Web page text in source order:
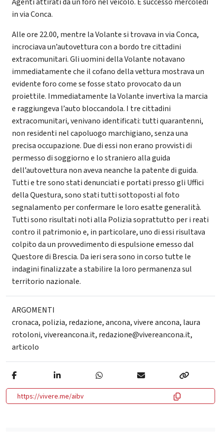
in via Conca.
Alle ore 22.00, mentre la Volante si trovava in via Conca,
incrociava un’autovettura con a bordo tre cittadini
extracomunitari. Gli uomini della Volante notavano
immediatamente che il cofano della vettura mostrava un
evidente foro come se fosse stato provocato da un
proiettile. Immediatamente la Volante invertiva la marcia
e raggiungeva l’auto bloccandola. I tre cittadini
extracomunitari, venivano identificati: tutti quarantenni,
non residenti nel capoluogo marchigiano, senza una
precisa occupazione. Due di essi non erano provvisti di
permesso di soggiorno e lo straniero alla guida
dell’autovettura non aveva neanche la patente di guida.
Tutti e tre sono stati denunciati e portati presso gli Uffici
della Questura, sono stati tutti sottoposti al foto
segnalamento per confermare le loro esatte generalità.
Tutti sono risultati noti alla Polizia soprattutto per i reati
contro il patrimonio e, in particolare, uno di essi risultava
colpito da un provvedimento di espulsione emesso dal
Questore di Brescia. Da ieri sera sono in corso tutte le
indagini finalizzate a stabilire la loro permanenza sul
territorio nazionale.
ARGOMENTI
cronaca, polizia, redazione,ancona,vivere ancona, laura
rotoloni,vivereancona.it, redazione@vivereancona.it,
articolo
https://vivere.me/aibv